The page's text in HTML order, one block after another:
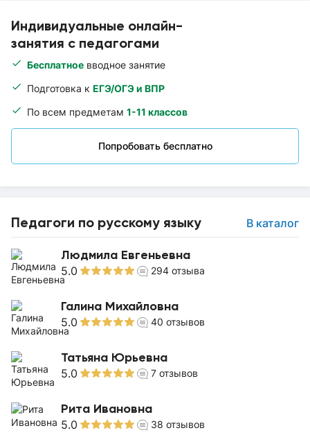
Индивидуальные онлайн-
занятия с педагогами
Бесплатное вводное занятие
Подготовка к ЕГЭ/ОГЭ и ВПР
По всем предметам 1-11 классов
Попробовать бесплатно
Педагоги по русскому языку В каталог
Людмила Евгеньевна
5.0 294 отзыва
Галина Михайловна
5.0 40 отзывов
Татьяна Юрьевна
5.0 7 отзывов
Рита Ивановна
5.0 38 отзывов